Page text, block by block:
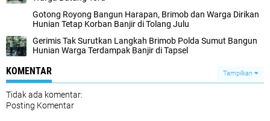
Gotong Royong Bangun Harapan, Brimob dan Warga Dirikan
Hunian Tetap Korban Banjir di Tolang Julu
Gerimis Tak Surutkan Langkah Brimob Polda Sumut Bangun
Hunian Warga Terdampak Banjir di Tapsel
KOMENTAR Tampilkan
Tidak ada komentar:
Posting Komentar